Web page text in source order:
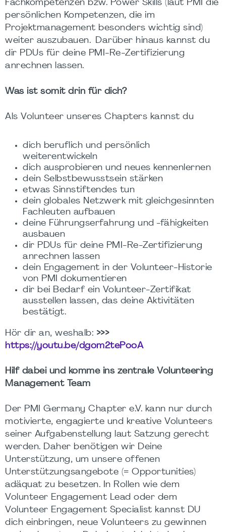
Fachkompetenzen bzw. Power Skills (laut PMI die
persönlichen Kompetenzen, die im
Projektmanagement besonders wichtig sind)
weiter auszubauen. Darüber hinaus kannst du
dir PDUs für deine PMI-Re-Zertifizierung
anrechnen lassen.
Was ist somit drin für dich?
Als Volunteer unseres Chapters kannst du
dich beruflich und persönlich
weiterentwickeln
dich ausprobieren und neues kennenlernen
dein Selbstbewusstsein stärken
etwas Sinnstiftendes tun
dein globales Netzwerk mit gleichgesinnten
Fachleuten aufbauen
deine Führungserfahrung und -fähigkeiten
ausbauen
dir PDUs für deine PMI-Re-Zertifizierung
anrechnen lassen
dein Engagement in der Volunteer-Historie
von PMI dokumentieren
dir bei Bedarf ein Volunteer-Zertifikat
ausstellen lassen, das deine Aktivitäten
bestätigt.
Hör dir an, weshalb: >>>
https://youtu.be/dgom2tePooA
Hilf dabei und komme ins zentrale Volunteering
Management Team
Der PMI Germany Chapter e.V. kann nur durch
motivierte, engagierte und kreative Volunteers
seiner Aufgabenstellung laut Satzung gerecht
werden. Daher benötigen wir Deine
Unterstützung, um unsere offenen
Unterstützungsangebote (= Opportunities)
adäquat zu besetzen. In Rollen wie dem
Volunteer Engagement Lead oder dem
Volunteer Engagement Specialist kannst DU
dich einbringen, neue Volunteers zu gewinnen